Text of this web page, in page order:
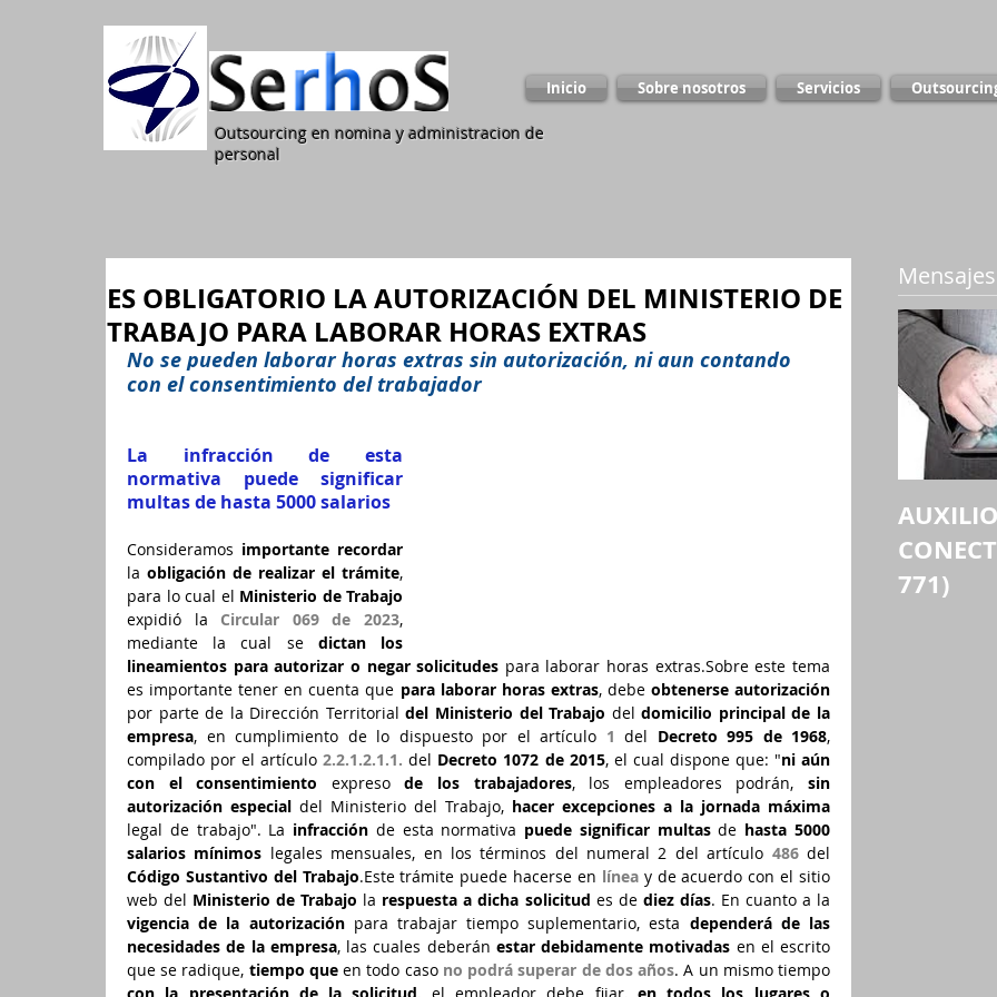
Inicio Sobre nosotros Servicios
Outsourcing en nomina y administracion de
personal
ES OBLIGATORIO LA AUTORIZACIÓN DEL MINISTERIO DE
TRABAJO PARA LABORAR HORAS EXTRAS
No se pueden laborar horas extras sin autorización, ni aun contando
con el consentimiento del trabajadorL
La infracción de esta
normativa puede significar
multas de hasta 5000 salarios
Consideramos importante recordar
la obligación de realizar el trámite,
para lo cual el Ministerio de Trabajo
expidió la Circular 069 de 2023,
mediante la cual se dictan los
lineamientos para autorizar o negar solicitudes para laborar horas extras.Sobre este tema
es importante tener en cuenta que para laborar horas extras, debe obtenerse autorización
por parte de la Dirección Territorial del Ministerio del Trabajo del domicilio principal de la
empresa, en cumplimiento de lo dispuesto por el artículo 1 del Decreto 995 de 1968,
compilado por el artículo 2.2.1.2.1.1. del Decreto 1072 de 2015, el cual dispone que: "ni aún
con el consentimiento expreso de los trabajadores, los empleadores podrán, sin
autorización especial del Ministerio del Trabajo, hacer excepciones a la jornada máxima
legal de trabajo". La infracción de esta normativa puede significar multas de hasta 5000
salarios mínimos legales mensuales, en los términos del numeral 2 del artículo 486
Código Sustantivo del Trabajo.Este trámite puede hacerse en línea y de acuerdo con el sitio
web del Ministerio de Trabajo la respuesta a dicha solicitud es de diez días
vigencia de la autorización para trabajar tiempo suplementario, esta dependerá de las
necesidades de la empresa, las cuales deberán estar debidamente motivadas en el escrito
que se radique, tiempo que en todo caso no podrá superar de dos años
771)